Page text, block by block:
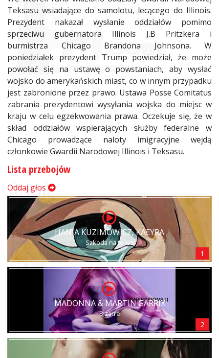
Teksasu wsiadające do samolotu, lecącego do Illinois.
Prezydent nakazał wysłanie oddziałów pomimo
sprzeciwu gubernatora Illinois J.B Pritzkera i
burmistrza Chicago Brandona Johnsona. W
poniedziałek prezydent Trump powiedział, że może
powołać się na ustawę o powstaniach, aby wysłać
wojsko do amerykańskich miast, co w innym przypadku
jest zabronione przez prawo. Ustawa Posse Comitatus
zabrania prezydentowi wysyłania wojska do miejsc w
kraju w celu egzekwowania prawa. Oczekuje się, że w
skład oddziałów wspierających służby federalne w
Chicago prowadzące naloty imigracyjne wejdą
członkowie Gwardii Narodowej Illinois i Teksasu.
Lista przebojów
Oddaj głos
HANIA KUZIMOWICZ, KAEYRA
Szkoda na to łez
1
MADONNA & MARTIN GARRIX
Bizarre
2